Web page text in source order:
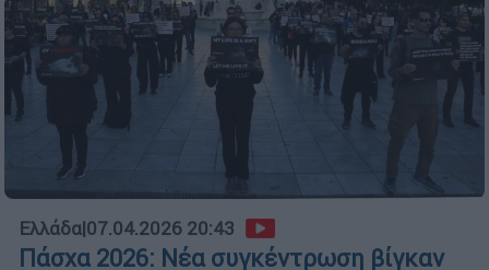
Ελλάδα|07.04.2026 20:43
Πάσχα 2026: Νέα συγκέντρωση βίγκαν